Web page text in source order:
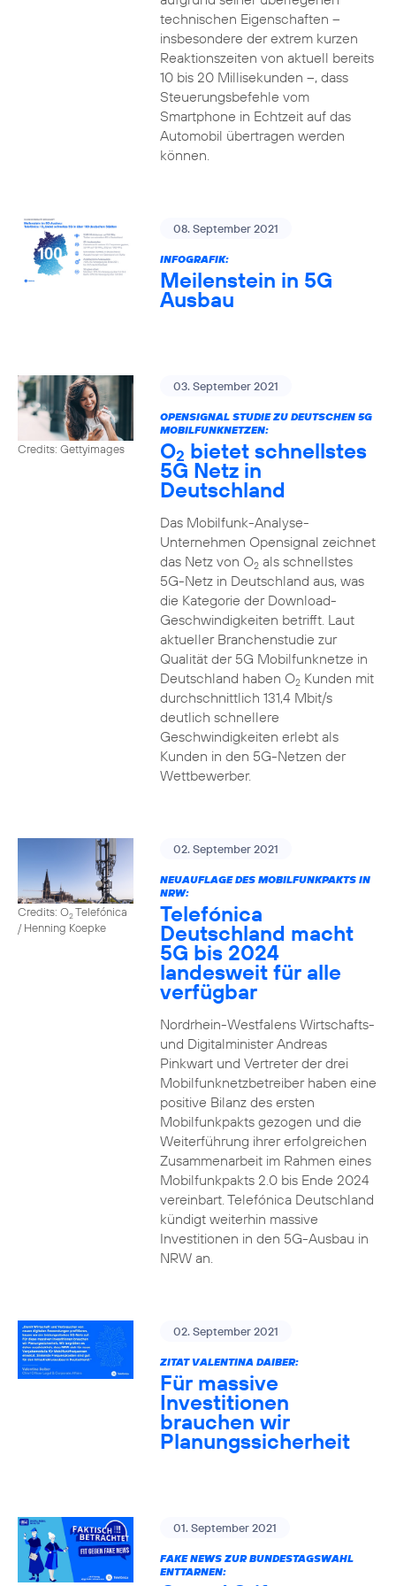
technischen Eigenschaften –
insbesondere der extrem kurzen
Reaktionszeiten von aktuell bereits
10 bis 20 Millisekunden –, dass
Steuerungsbefehle vom
Smartphone in Echtzeit auf das
Automobil übertragen werden
können.
08. September 2021
INFOGRAFIK:
Meilenstein in 5G
Ausbau
Credits: Gettyimages
03. September 2021
OPENSIGNAL STUDIE ZU DEUTSCHEN 5G
MOBILFUNKNETZEN:
O2 bietet schnellstes
5G Netz in
Deutschland
Das Mobilfunk-Analyse-
Unternehmen Opensignal zeichnet
das Netz von O2als schnellstes
5G-Netz in Deutschland aus, was
die Kategorie der Download-
Geschwindigkeiten betrifft. Laut
aktueller Branchenstudie zur
Qualität der 5G Mobilfunknetze in
Deutschland haben O2Kunden mit
durchschnittlich 131,4 Mbit/s
deutlich schnellere
Geschwindigkeiten erlebt als
Kunden in den 5G-Netzen der
Wettbewerber.
Credits: O2Telefónica
/ Henning Koepke
02. September 2021
NEUAUFLAGE DES MOBILFUNKPAKTS IN
NRW:
Telefónica
Deutschland macht
5G bis 2024
landesweit für alle
verfügbar
Nordrhein-Westfalens Wirtschafts-
und Digitalminister Andreas
Pinkwart und Vertreter der drei
Mobilfunknetzbetreiber haben eine
positive Bilanz des ersten
Mobilfunkpakts gezogen und die
Weiterführung ihrer erfolgreichen
Zusammenarbeit im Rahmen eines
Mobilfunkpakts 2.0 bis Ende 2024
vereinbart. Telefónica Deutschland
kündigt weiterhin massive
Investitionen in den 5G-Ausbau in
NRW an.
02. September 2021
ZITAT VALENTINA DAIBER:
Für massive
Investitionen
brauchen wir
Planungssicherheit
01. September 2021
FAKE NEWS ZUR BUNDESTAGSWAHL
ENTTARNEN: